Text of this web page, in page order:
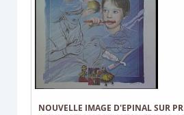
NOUVELLE IMAGE D'EPINAL SUR